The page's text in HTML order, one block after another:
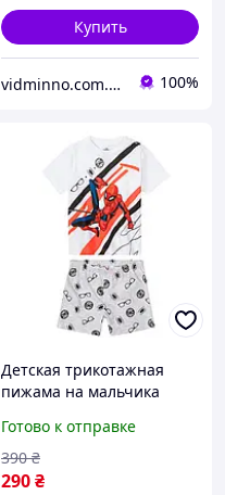
Купить
vidminno.com.ua - відмінний одяг для всієї родини 100%
Детская трикотажная
пижама на мальчика
Spider man
Готово к отправке
290₴
390 ₴